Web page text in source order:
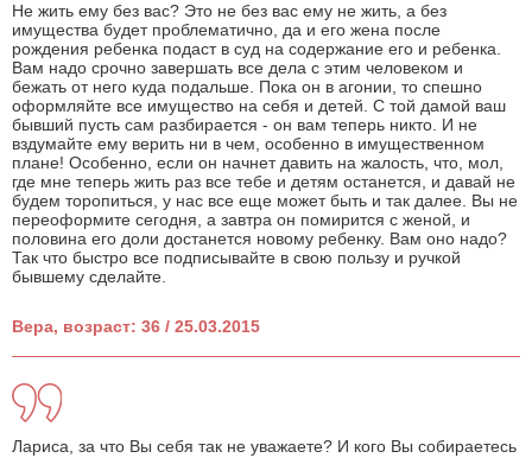
Не жить ему без вас? Это не без вас ему не жить, а без
имущества будет проблематично, да и его жена после
рождения ребенка подаст в суд на содержание его и ребенка.
Вам надо срочно завершать все дела с этим человеком и
бежать от него куда подальше. Пока он в агонии, то спешно
оформляйте все имущество на себя и детей. С той дамой ваш
бывший пусть сам разбирается - он вам теперь никто. И не
вздумайте ему верить ни в чем, особенно в имущественном
плане! Особенно, если он начнет давить на жалость, что, мол,
где мне теперь жить раз все тебе и детям останется, и давай не
будем торопиться, у нас все еще может быть и так далее. Вы не
переоформите сегодня, а завтра он помирится с женой, и
половина его доли достанется новому ребенку. Вам оно надо?
Так что быстро все подписывайте в свою пользу и ручкой
бывшему сделайте.
Вера, возраст: 36 / 25.03.2015
Лариса, за что Вы себя так не уважаете? И кого Вы собираетесь